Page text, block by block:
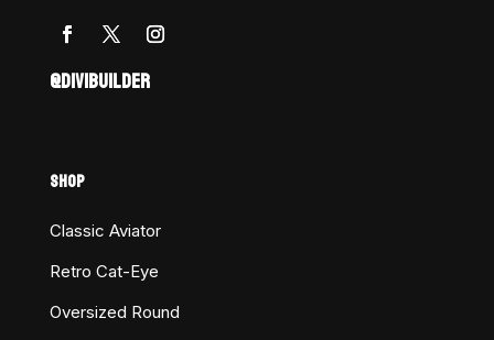
@DIVIBUILDER
SHOP
Classic Aviator
Retro Cat-Eye
Oversized Round